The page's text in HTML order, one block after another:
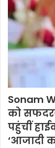
Sonam
को
पहुंचीं
‘आजादी